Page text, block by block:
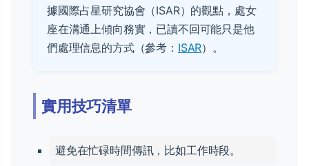
據國際占星研究協會（ISAR）的觀點，處女
座在溝通上傾向務實，已讀不回可能只是他
們處理信息的方式（參考： ISAR）。
實用技巧清單
避免在忙碌時間傳訊，比如工作時段。